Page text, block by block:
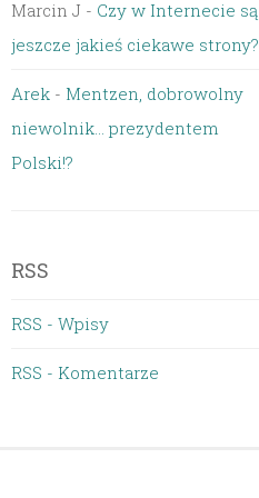
Marcin J - Czy w Internecie są
jeszcze jakieś ciekawe strony?
Arek - Mentzen, dobrowolny
niewolnik… prezydentem
Polski!?
RSS
RSS - Wpisy
RSS - Komentarze